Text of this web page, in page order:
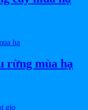
rừng mùa hạ